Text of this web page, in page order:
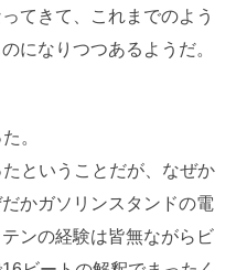
てきて、これまでのよう
になりつつあるようだ。
。
ということだが、なぜか
かガソリンスタンドの電
ンの経験は皆無ながらビ